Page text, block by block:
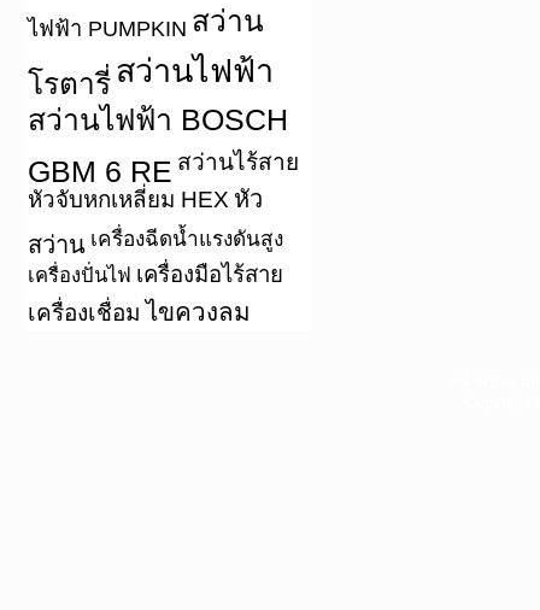
ไฟฟ้า PUMPKIN สว่าน
โรตารี่ สว่านไฟฟ้า
สว่านไฟฟ้า BOSCH
GBM 6 RE สว่านไร้สาย
หัวจับหกเหลี่ยม HEX หัว
สว่าน เครื่องฉีดน้ำแรงดันสูง
เครื่องปั่นไฟ เครื่องมือไร้สาย
เครื่องเชื่อม ไขควงลม